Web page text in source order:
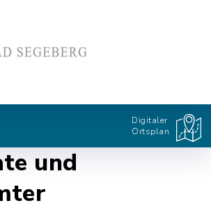
Digitaler
Ortsplan
und